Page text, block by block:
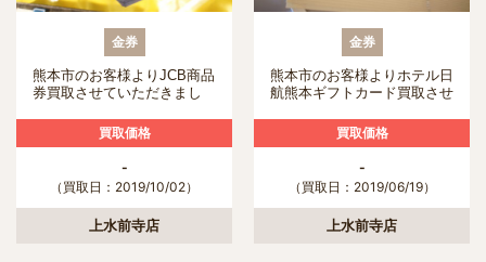
金券
熊本市のお客様よりJCB商品
券買取させていただきまし
買取価格
-
（買取日：2019/10/02）
上水前寺店
金券
熊本市のお客様よりホテル日
航熊本ギフトカード買取させ
買取価格
-
（買取日：2019/06/19）
上水前寺店